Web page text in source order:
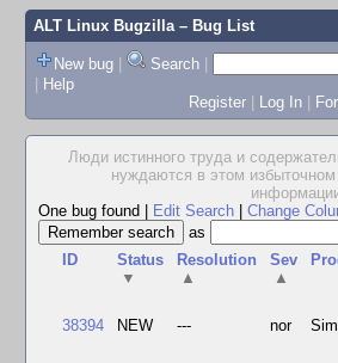
ALT Linux Bugzilla– Bug List
New bug | Search |
| Help
Register | Log In |
Люди истинного труда и
нуждаются в этом
One bug found
Edit Search Change
as
ID
Status
▼
Resolution
▲
Sev
▲
38394 NEW --- nor